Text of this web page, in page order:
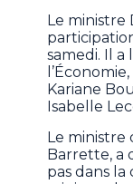
Le ministre
samedi. Il
Kariane
Isabelle
Le ministre
Barrette, a
pas dans